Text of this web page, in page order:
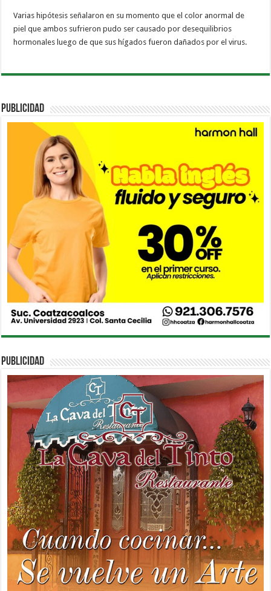
Varias hipótesis señalaron en su momento que el color anormal de
piel que ambos sufrieron pudo ser causado por desequilibrios
hormonales luego de que sus hígados fueron dañados por el virus.
PUBLICIDAD
PUBLICIDAD